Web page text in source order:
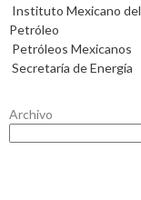
Instituto Mexicano del
Petróleo
Petróleos Mexicanos
Secretaría de Energía
Archivo